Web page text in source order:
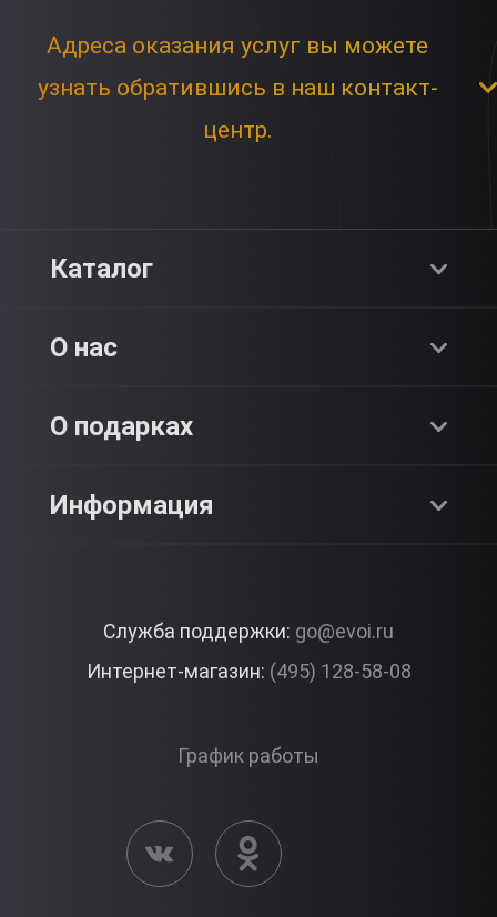
Адреса оказания услуг вы можете
узнать обратившись в наш контакт-
центр.
Каталог
Premium
О нас
О компании
Контакты
О подарках
Как это работает?
Вопросы и ответы
Информация
Корпоративные подарки
Активация сертификата
Служба поддержки: go@evoi.ru
Интернет-магазин: (495) 128-58-08
График работы